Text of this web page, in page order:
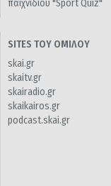
παιχνιδιού "Sport Quiz"
SITES ΤΟΥ ΟΜΙΛΟΥ
skai.gr
skaitv.gr
skairadio.gr
skaikairos.gr
podcast.skai.gr